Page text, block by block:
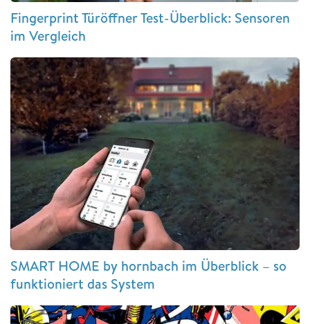
Fingerprint Türöffner Test-Überblick: Sensoren
im Vergleich
SMART HOME by hornbach im Überblick – so
funktioniert das System